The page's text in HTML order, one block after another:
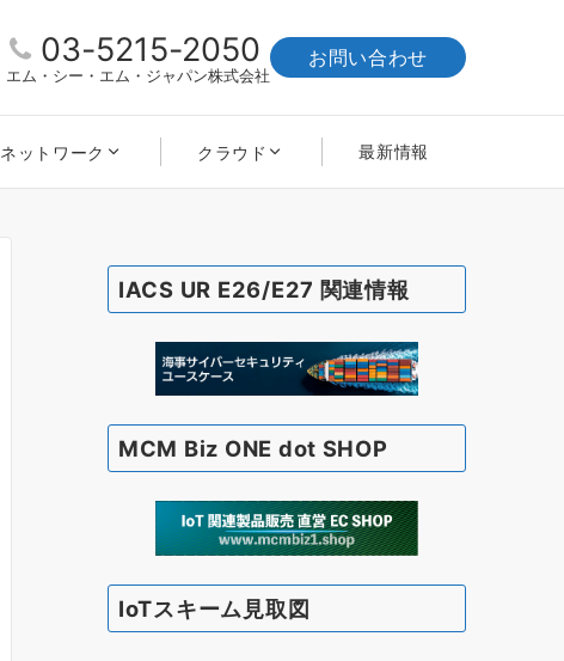
03-5215-2050
エム・シー・エム・ジャパン株式会社
お問い合わせ
ネットワーク クラウド 最新情報
IACS UR E26/E27 関連情報
MCM Biz ONE dot SHOP
IoTスキーム見取図